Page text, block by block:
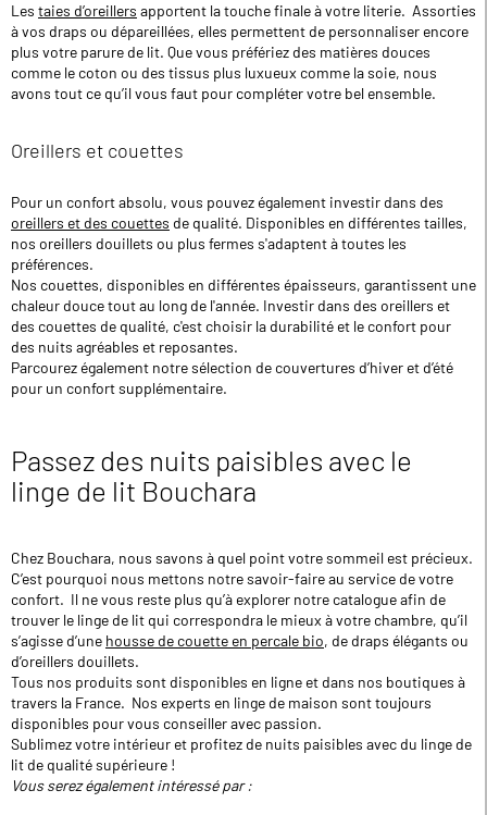
Les taies d’oreillers apportent la touche finale à votre literie. Assorties
à vos draps ou dépareillées, elles permettent de personnaliser encore
plus votre parure de lit. Que vous préfériez des matières douces
comme le coton ou des tissus plus luxueux comme la soie, nous
avons tout ce qu’il vous faut pour compléter votre bel ensemble.
Oreillers et couettes
Pour un confort absolu, vous pouvez également investir dans des
oreillers et des couettes de qualité. Disponibles en différentes tailles,
nos oreillers douillets ou plus fermes s'adaptent à toutes les
préférences.
Nos couettes, disponibles en différentes épaisseurs, garantissent une
chaleur douce tout au long de l'année. Investir dans des oreillers et
des couettes de qualité, c'est choisir la durabilité et le confort pour
des nuits agréables et reposantes.
Parcourez également notre sélection de couvertures d’hiver et d’été
pour un confort supplémentaire.
Passez des nuits paisibles avec le
linge de lit Bouchara
Chez Bouchara, nous savons à quel point votre sommeil est précieux.
C’est pourquoi nous mettons notre savoir-faire au service de votre
confort. Il ne vous reste plus qu’à explorer notre catalogue afin de
trouver le linge de lit qui correspondra le mieux à votre chambre, qu’il
s’agisse d’une housse de couette en percale bio, de draps élégants ou
d’oreillers douillets.
Tous nos produits sont disponibles en ligne et dans nos boutiques à
travers la France. Nos experts en linge de maison sont toujours
disponibles pour vous conseiller avec passion.
Sublimez votre intérieur et profitez de nuits paisibles avec du linge de
lit de qualité supérieure !
Vous serez également intéressé par :